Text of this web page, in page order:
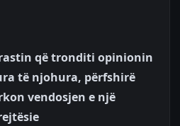
që tronditi opinionin
të njohura, përfshirë
vendosjen e një